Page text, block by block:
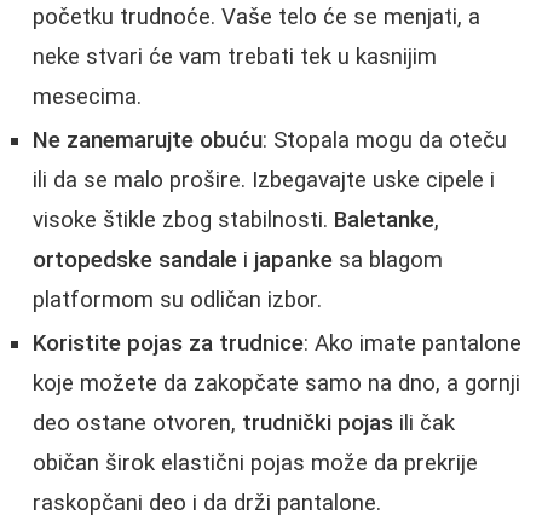
početku trudnoće. Vaše telo će se menjati, a
neke stvari će vam trebati tek u kasnijim
mesecima.
Ne zanemarujte obuću: Stopala mogu da oteču
ili da se malo prošire. Izbegavajte uske cipele i
visoke štikle zbog stabilnosti. Baletanke,
ortopedske sandale i japanke sa blagom
platformom su odličan izbor.
Koristite pojas za trudnice: Ako imate pantalone
koje možete da zakopčate samo na dno, a gornji
deo ostane otvoren, trudnički pojas ili čak
običan širok elastični pojas može da prekrije
raskopčani deo i da drži pantalone.